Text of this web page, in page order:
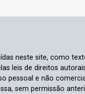
neste site, como
leis de direitos
pessoal e não
sem permissão